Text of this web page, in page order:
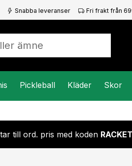
Snabba leveranser Fri frakt från
Pickleball Kläder Skor
till ord. pris med koden